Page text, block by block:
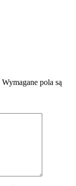
Wymagane pola są